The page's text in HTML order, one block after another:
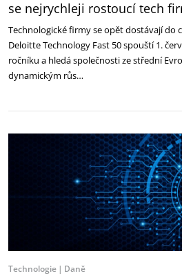
se nejrychleji rostoucí tech
Technologické firmy se opět dostávají do
Deloitte Technology Fast 50 spouští 1.
ročníku a hledá společnosti ze střední
dynamickým růs…
Technologie Daně